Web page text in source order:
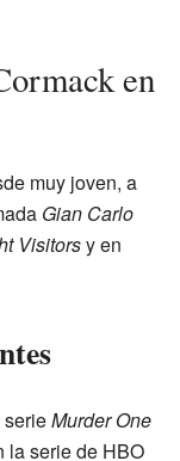
en
muy joven, a
Gian Carlo
Visitorsy en
serieMurder One
la serie de HBO